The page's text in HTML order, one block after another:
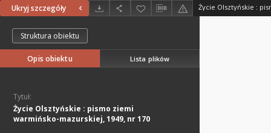
Ukryj szczegóły
Struktura obiektu
Opis obiektu Lista plików
Tytuł:
Życie Olsztyńskie : pismo ziemi
warmińsko-mazurskiej, 1949, nr 170